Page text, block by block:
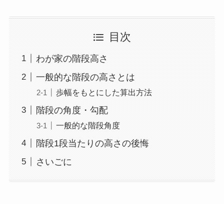
目次
わが家の階段高さ
一般的な階段の高さとは
歩幅をもとにした算出方法
階段の角度・勾配
一般的な階段角度
階段1段当たりの高さの後悔
さいごに